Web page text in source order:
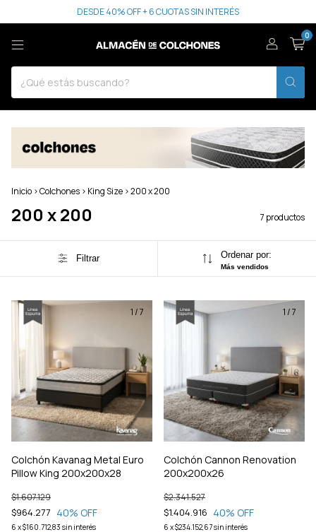
DESDE 40% OFF + 6 CUOTAS SIN INTERÉS
0
Inicio >Colchones > King Size >200 x 200
200 x 200 7 productos
Filtrar Ordenar por:
Más vendidos
1/7
Colchón Kavanag Metal Euro
Pillow King 200x200x28
$964.277
$1.607.129
40% OFF
6 x$160.712,83 sin interés
1/7
Colchón Cannon Renovation
200x200x26
$1.404.916
$2.341.527
40% OFF
6 x$234.152,67sin interés